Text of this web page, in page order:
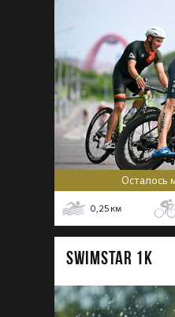
Осталось
0,25 км
SWIMSTAR 1K